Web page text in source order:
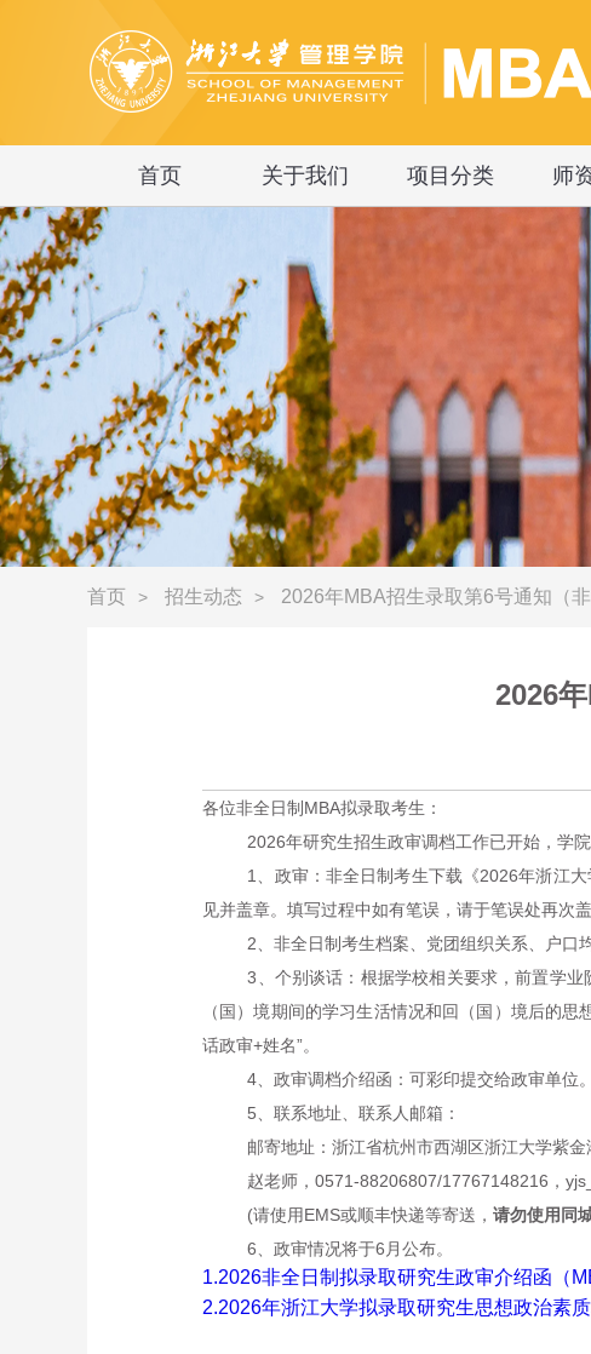
首页 关于我们 项目分类 师
首页 > 招生动态 > 2026年MBA招生录取第6号通知（非
2026
各位非全日制 MBA拟录取考生：
2026年研究生招生政审调档工作已开始，学
1、政审：非全日制考生下载《2026年浙江
见并盖章。填写过程中如有笔误，请于笔误处再次
2、非全日制考生档案、党团组织关系、户口
3、个别谈话：根据学校相关要求，前置学
（国）境期间的学习生活情况和回（国）境后的思
话政审+姓名”。
4、政审调档介绍函：可彩印提交给政审单位。
5、联系地址、联系人邮箱：
邮寄地址：浙江省杭州市西湖区浙江大学紫金
赵老师，0571-88206807/17767148216，
(请使用EMS或顺丰快递等寄送，请勿使用同
6、政审情况将于6月公布。
1.2026非全日制拟录取研究生政审介绍函（
2.2026年浙江大学拟录取研究生思想政治素